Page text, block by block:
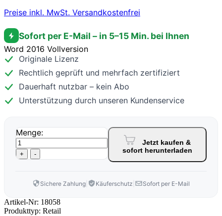
Preise inkl. MwSt. Versandkostenfrei
Sofort per E-Mail – in 5–15 Min. bei Ihnen
Word 2016 Vollversion
Originale Lizenz
Rechtlich geprüft und mehrfach zertifiziert
Dauerhaft nutzbar – kein Abo
Unterstützung durch unseren Kundenservice
Menge:
+ -
Jetzt kaufen &
sofort herunterladen
Sichere Zahlung Käuferschutz Sofort per E-Mail
Artikel-Nr: 18058
Produkttyp: Retail